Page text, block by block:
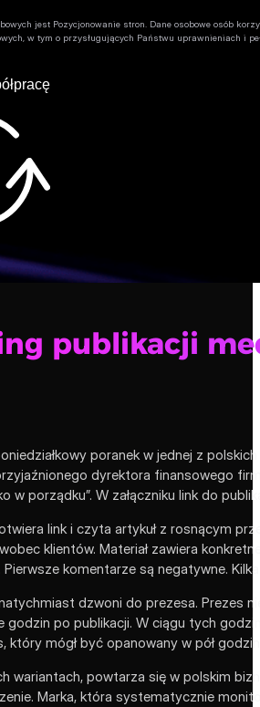
publikacji
poranek w jednej z
dyrektora finansowego
w porządku”. W załączniku link do
link i czyta artykuł z rosnącym
klientów. Materiał zawiera
Pierwsze komentarze są negatywne.
dzwoni do prezesa. Prezes
godzin po publikacji. W ciągu tych
który mógł być opanowany w pół
wariantach, powtarza się w polskim
Marka, która systematycznie
jest Pozycjonowanie stron. Dane osobowe osób
w tym o przysługujących Państwu uprawnieniach i